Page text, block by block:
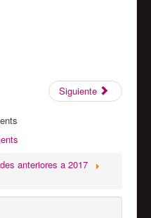
Siguiente
anteriores a 2017